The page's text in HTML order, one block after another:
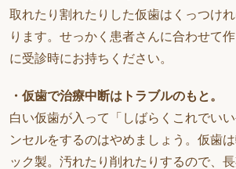
取れたり割れたりした仮歯はくっつけ
ります。せっかく患者さんに合わせて
に受診時にお持ちください。
・仮歯で治療中断はトラブルのもと。
白い仮歯が入って「しばらくこれでい
ンセルをするのはやめましょう。仮歯
ック製。汚れたり削れたりするので、